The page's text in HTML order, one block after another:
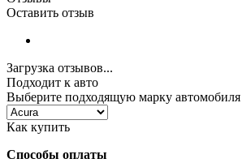
Оставить отзыв
Загрузка отзывов...
Подходит к авто
Выберите подходящую марку автомобиля
Как купить
Способы оплаты